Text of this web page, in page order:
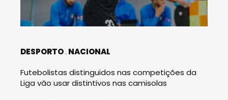
DESPORTO NACIONAL
Futebolistas distinguidos nas competições da
Liga vão usar distintivos nas camisolas